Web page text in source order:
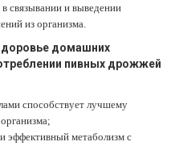
связывании и выведении
из организма.
домашних
пивных дрожжей
способствует лучшему
эффективный метаболизм с